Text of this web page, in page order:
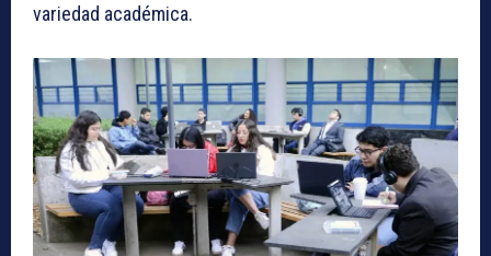
variedad académica.